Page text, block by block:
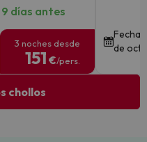
días antes
3 noches desde
151 €/pers.
de
chollos